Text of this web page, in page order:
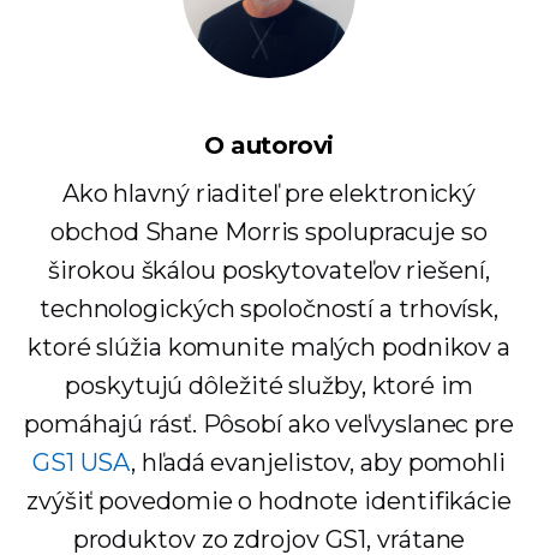
O autorovi
Ako hlavný riaditeľ pre elektronický
obchod Shane Morris spolupracuje so
širokou škálou poskytovateľov riešení,
technologických spoločností a trhovísk,
ktoré slúžia komunite malých podnikov a
poskytujú dôležité služby, ktoré im
pomáhajú rásť. Pôsobí ako veľvyslanec pre
GS1 USA, hľadá evanjelistov, aby pomohli
zvýšiť povedomie o hodnote identifikácie
produktov zo zdrojov GS1, vrátane